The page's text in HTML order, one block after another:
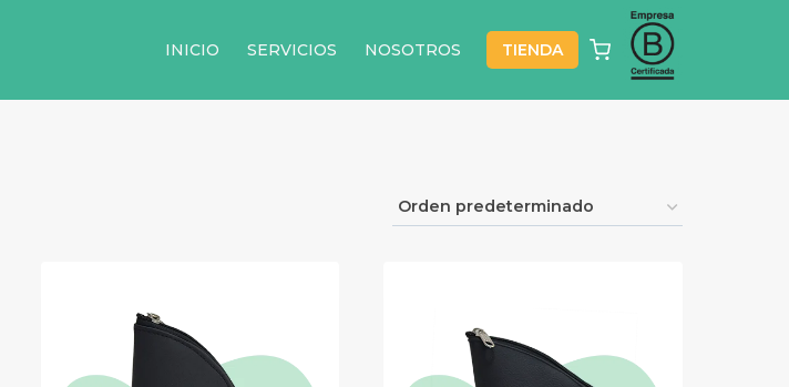
INICIO SERVICIOS NOSOTROS TIENDA